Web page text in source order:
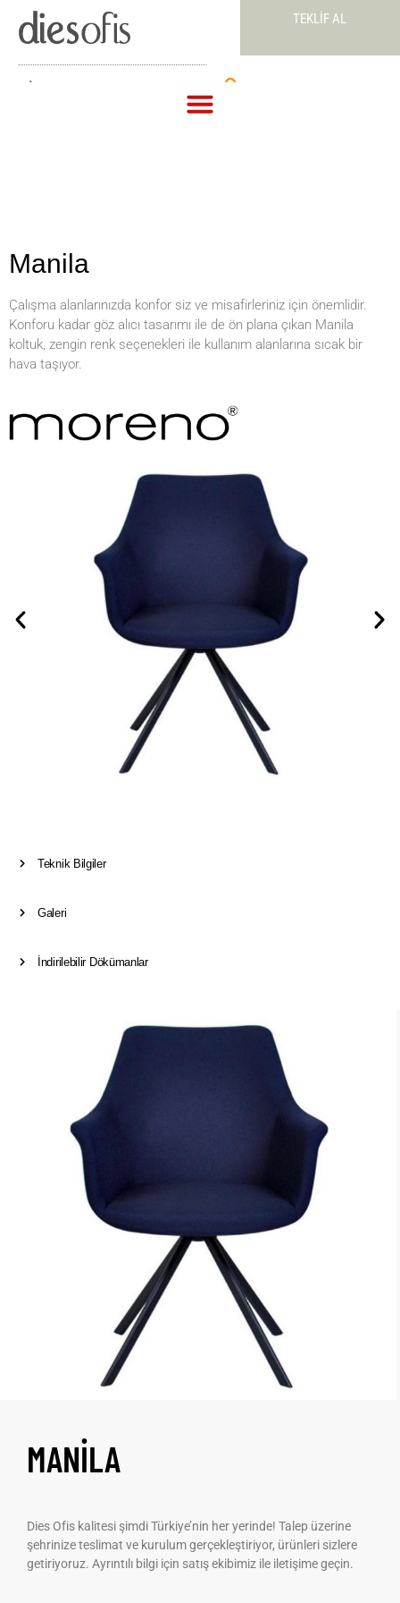
TEKLIF AL
Teklif Al
Manila
Çalışma alanlarınızda konfor siz ve misafirleriniz için önemlidir.
Konforu kadar göz alıcı tasarımı ile de ön plana çıkan Manila
koltuk, zengin renk seçenekleri ile kullanım alanlarına sıcak bir
hava taşıyor.
Teknik Bilgiler
Galeri
İndirilebilir Dökümanlar
MANİLA
Dies Ofis kalitesi şimdi Türkiye’nin her yerinde! Talep üzerine
şehrinize teslimat ve kurulum gerçekleştiriyor, ürünleri sizlere
getiriyoruz. Ayrıntılı bilgi için satış ekibimiz ile iletişime geçin.